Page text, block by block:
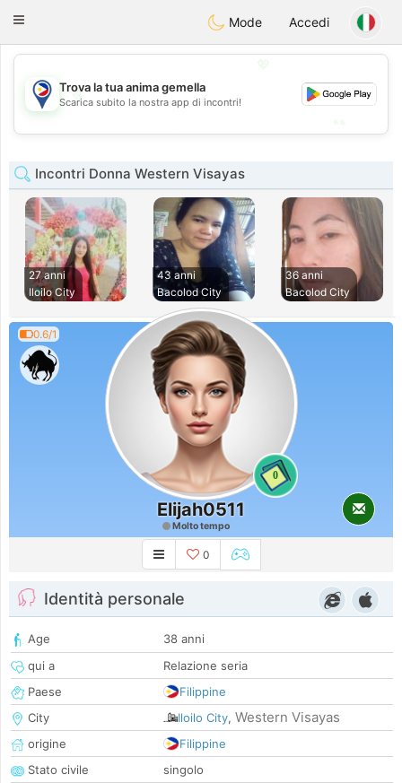
PhilippinesChat
Toggle
Mode Accedi
💖
💕
Trova la tua anima gemella
Scarica subito la nostra app di incontri!
Incontri Donna Western Visayas
27 anni
Iloilo City
43 anni
Bacolod City
36 anni
Bacolod City
0.6/1
0
Elijah0511
Molto tempo
0
Identità personale
Age
38 anni
qui a
Relazione seria
Paese
Filippine
City
Iloilo City, Western Visayas
origine
Filippine
Stato civile
singolo